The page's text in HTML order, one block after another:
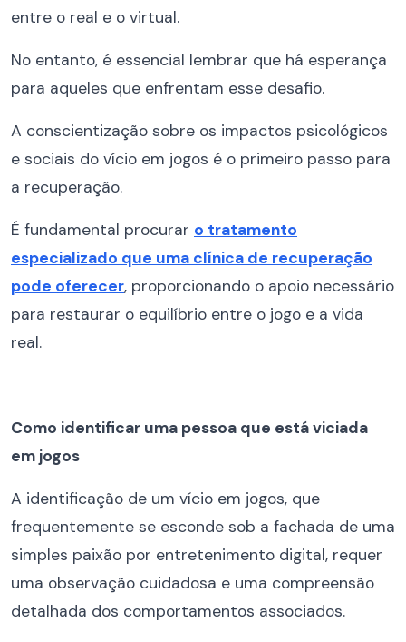
entre o real e o virtual.
No entanto, é essencial lembrar que há esperança
para aqueles que enfrentam esse desafio.
A conscientização sobre os impactos psicológicos
e sociais do vício em jogos é o primeiro passo para
a recuperação.
É fundamental procurar o tratamento
especializado que uma clínica de recuperação
pode oferecer, proporcionando o apoio necessário
para restaurar o equilíbrio entre o jogo e a vida
real.
Como identificar uma pessoa que está viciada
em jogos
A identificação de um vício em jogos, que
frequentemente se esconde sob a fachada de uma
simples paixão por entretenimento digital, requer
uma observação cuidadosa e uma compreensão
detalhada dos comportamentos associados.